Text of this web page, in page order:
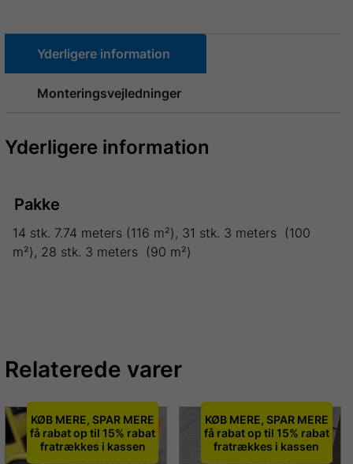
Yderligere information
Monteringsvejledninger
Yderligere information
Pakke
14 stk. 7.74 meters (116 m²), 31 stk. 3 meters (100
m²), 28 stk. 3 meters (90 m²)
Relaterede varer
KØB MERE, SPAR MERE
få rabat op til 15% rabat
fratrækkes i kassen
KØB MERE, SPAR MERE
få rabat op til 15% rabat
fratrækkes i kassen